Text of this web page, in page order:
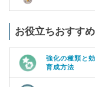
お役立ちおすす
強化の種類と
育成方法